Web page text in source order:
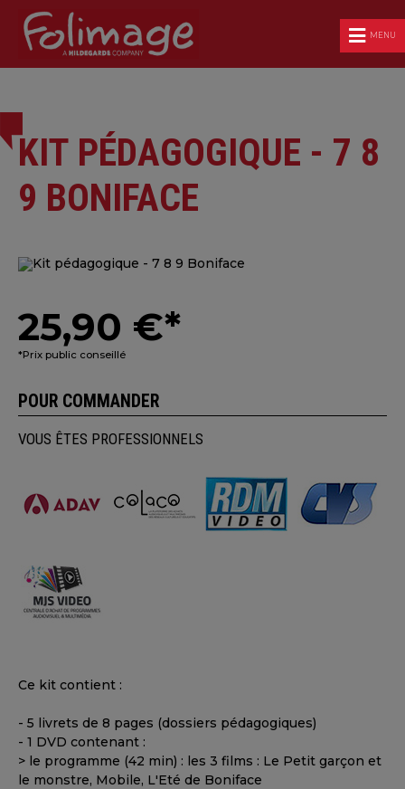
MENU
KIT PÉDAGOGIQUE - 7 8
9 BONIFACE
25,90 €*
*Prix public conseillé
POUR COMMANDER
VOUS ÊTES PROFESSIONNELS
Ce kit contient :
- 5 livrets de 8 pages (dossiers pédagogiques)
- 1 DVD contenant :
> le programme (42 min) : les 3 films : Le Petit garçon et
le monstre, Mobile, L'Eté de Boniface